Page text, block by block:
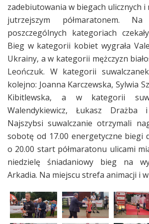
zadebiutowania w biegach ulicznych
jutrzejszym półmaratonem.
poszczególnych kategoriach
Bieg w kategorii kobiet wygrała
Ukrainy, a w kategorii mężczyzn
Leończuk. W kategorii
kolejno: Joanna Karczewska, Sylwia
Kibitlewska, a w kategorii
Walendykiewicz, Łukasz Drażba
Najszybsi suwalczanie otrzymali
sobotę od 17.00 energetyczne biegi
o 20.00 start półmaratonu ulicami
niedzielę śniadaniowy bieg na
Arkadia. Na miejscu strefa animacji i